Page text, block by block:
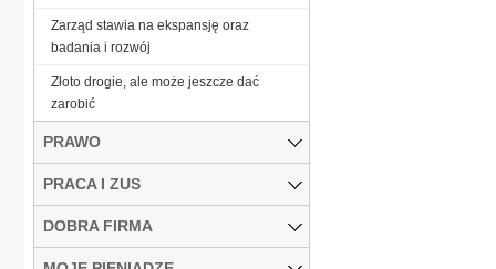
Zarząd stawia na ekspansję oraz
badania i rozwój
Złoto drogie, ale może jeszcze dać
zarobić
PRAWO
PRACA I ZUS
DOBRA FIRMA